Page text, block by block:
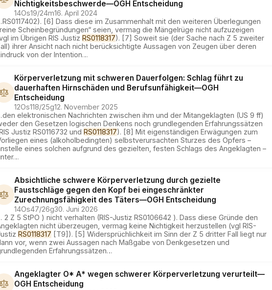
Nichtigkeitsbeschwerde—OGH Entscheidung
14Os19/24m16. April 2024
RS0117402). [6] Dass diese im Zusammenhalt mit den weiteren Überlegungen
„reine Scheinbegründungen“ seien, vermag die Mängelrüge nicht aufzuzeigen
im Übrigen RIS Justiz RS0118317). [7] Soweit sie (der Sache nach Z 5 zweiter
ihrer Ansicht nach nicht berücksichtigte Aussagen von Zeugen über deren
von der Intention…
Körperverletzung mit schweren Dauerfolgen: Schlag führt zu
dauerhaften Hirnschäden und Berufsunfähigkeit—OGH
Entscheidung
12Os118/25g12. November 2025
den elektronischen Nachrichten zwischen ihm und der Mitangeklagten (US 9 ff)
den Gesetzen logischen Denkens noch grundlegenden Erfahrungssätzen
Justiz RS0116732 und RS0118317). [8] Mit eigenständigen Erwägungen zum
eines (alkoholbedingten) selbstverursachten Sturzes des Opfers –
eines solchen aufgrund des gezielten, festen Schlags des Angeklagten –
…
Absichtliche schwere Körperverletzung durch gezielte
Faustschläge gegen den Kopf bei eingeschränkter
Zurechnungsfähigkeit des Täters—OGH Entscheidung
14Os47/26g30. Juni 2026
2 Z 5 StPO ) nicht verhalten (RIS-Justiz RS0106642 ). Dass diese Gründe den
nicht überzeugen, vermag keine Nichtigkeit herzustellen (vgl RIS-
RS0118317 [T9]). [5] Widersprüchlichkeit im Sinn der Z 5 dritter Fall liegt nur
vor, wenn zwei Aussagen nach Maßgabe von Denkgesetzen und
Erfahrungssätzen…
Angeklagter O* A* wegen schwerer Körperverletzung verurteilt—
OGH Entscheidung